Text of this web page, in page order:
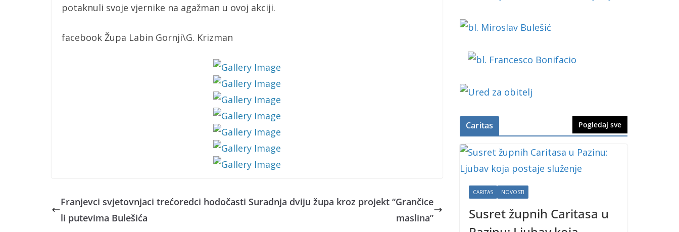
potaknuli svoje vjernike na agažman u ovoj akciji.
facebook Župa Labin Gornji\G. Krizman
Franjevci svjetovnjaci trećoredci hodočasti
li putevima Bulešića
Suradnja dviju župa kroz projekt “Grančice
maslina”
Caritas Pogledaj sve
CARITAS NOVOSTI
Susret župnih Caritasa u